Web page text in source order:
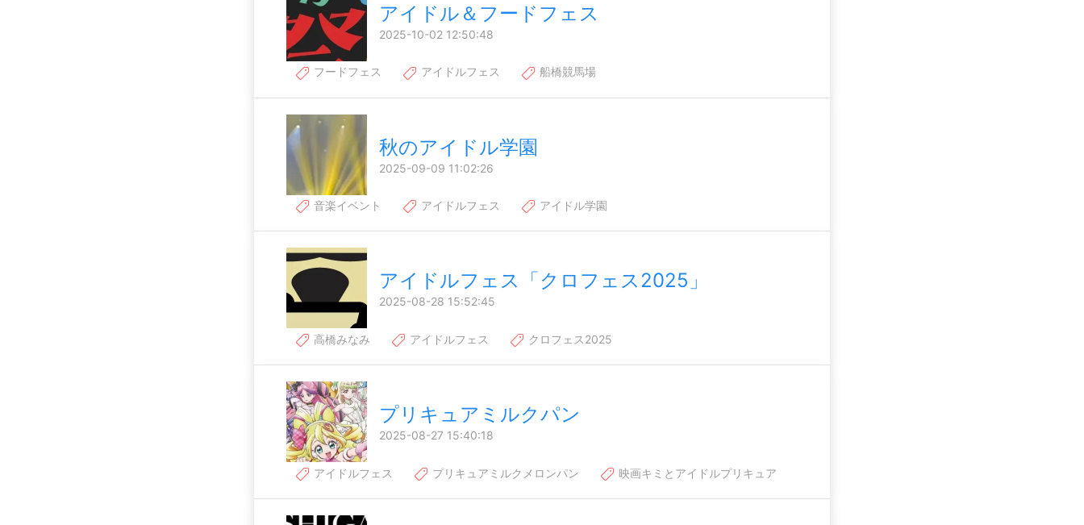
アイドル＆フードフェス
2025-10-02 12:50:48
フードフェス アイドルフェス 船橋競馬場
秋のアイドル学園
2025-09-09 11:02:26
音楽イベント アイドルフェス アイドル学園
アイドルフェス「クロフェス2025」
2025-08-28 15:52:45
高橋みなみ アイドルフェス クロフェス2025
プリキュアミルクパン
2025-08-27 15:40:18
アイドルフェス プリキュアミルクメロンパン 映画キミとアイドルプリキュア